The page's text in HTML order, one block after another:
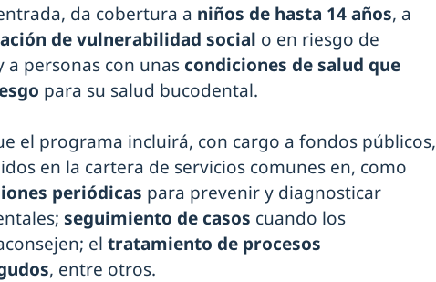
da cobertura a niños de hasta 14 años, a
de vulnerabilidad social o en riesgo de
a personas con unas condiciones de salud que
para su salud bucodental.
el programa incluirá, con cargo a fondos públicos,
en la cartera de servicios comunes en, como
periódicas para prevenir y diagnosticar
seguimiento de casos cuando los
el tratamiento de procesos
, entre otros.